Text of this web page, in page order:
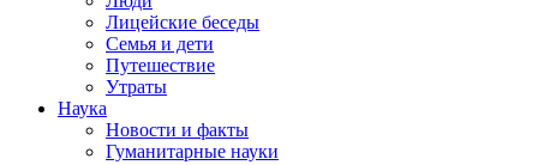
Лицейские беседы
Семья и дети
Путешествие
Утраты
Наука
Новости и факты
Гуманитарные науки